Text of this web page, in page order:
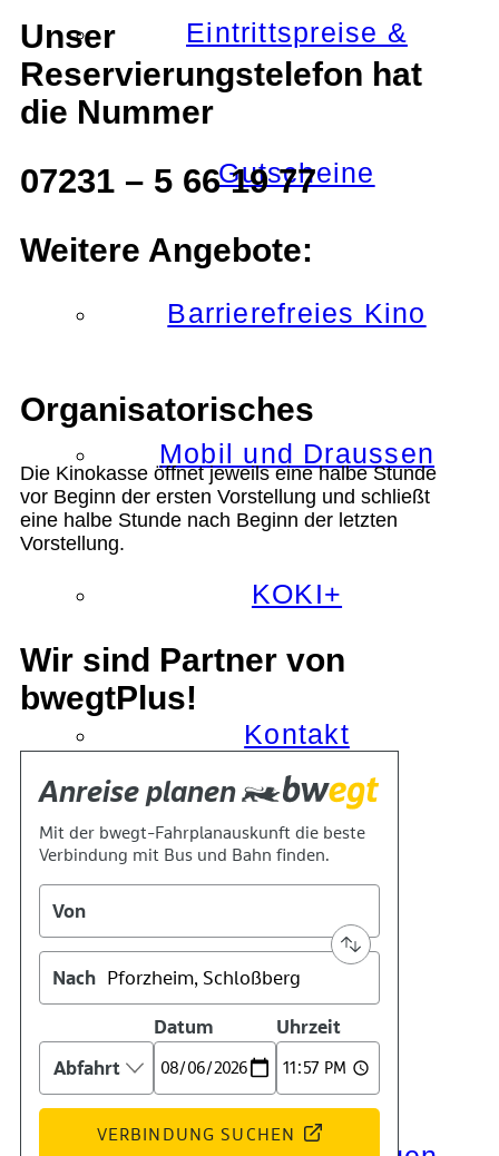
Eintrittspreise &
Gutscheine
Barrierefreies Kino
Mobil und Draussen
KOKI+
Kontakt
Kino
Das Team
Unser
Reservierungstelefon hat
die Nummer
07231 – 5 66 19 77
Weitere Angebote:
Organisatorisches
Die Kinokasse öffnet jeweils eine halbe Stunde
vor Beginn der ersten Vorstellung und schließt
eine halbe Stunde nach Beginn der letzten
Vorstellung.
Wir sind Partner von
bwegtPlus!